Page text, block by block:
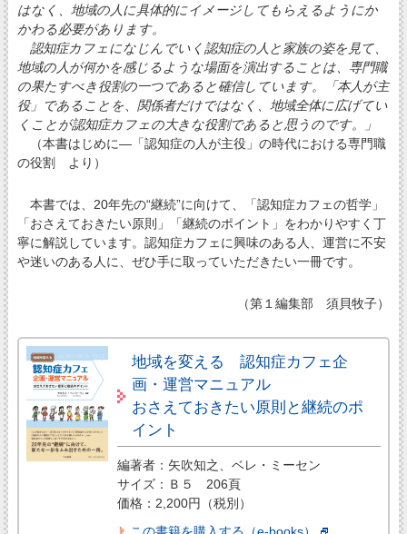
はなく、地域の人に具体的にイメージしてもらえるようにか
かわる必要があります。
認知症カフェになじんでいく認知症の人と家族の姿を見て、
地域の人が何かを感じるような場面を演出することは、専門職
の果たすべき役割の一つであると確信しています。「本人が主
役」であることを、関係者だけではなく、地域全体に広げてい
くことが認知症カフェの大きな役割であると思うのです。」
（本書はじめに―「認知症の人が主役」の時代における専門職
の役割 より）
本書では、20年先の“継続”に向けて、「認知症カフェの哲学」
「おさえておきたい原則」「継続のポイント」をわかりやすく丁
寧に解説しています。認知症カフェに興味のある人、運営に不安
や迷いのある人に、ぜひ手に取っていただきたい一冊です。
（第１編集部 須貝牧子）
地域を変える 認知症カフェ企
画・運営マニュアル
おさえておきたい原則と継続のポ
イント
編著者：矢吹知之、ベレ・ミーセン
サイズ：Ｂ５ 206頁
価格：2,200円（税別）
この書籍を購入する（e-books）